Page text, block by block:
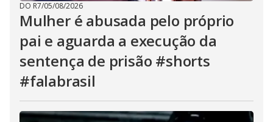
DO R7/05/08/2026
Mulher é abusada pelo próprio
pai e aguarda a execução da
sentença de prisão #shorts
#falabrasil